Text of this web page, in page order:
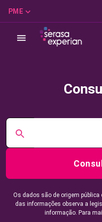
PME
Os dados são de origem
das informações observa a
informação. Para